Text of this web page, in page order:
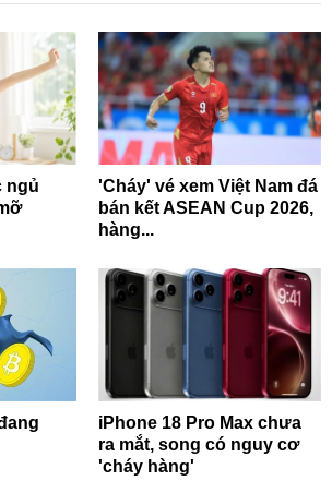
ngủ
'Cháy' vé xem Việt Nam đá
bán kết ASEAN Cup 2026,
hàng...
iPhone 18 Pro Max chưa
ra mắt, song có nguy cơ
'cháy hàng'